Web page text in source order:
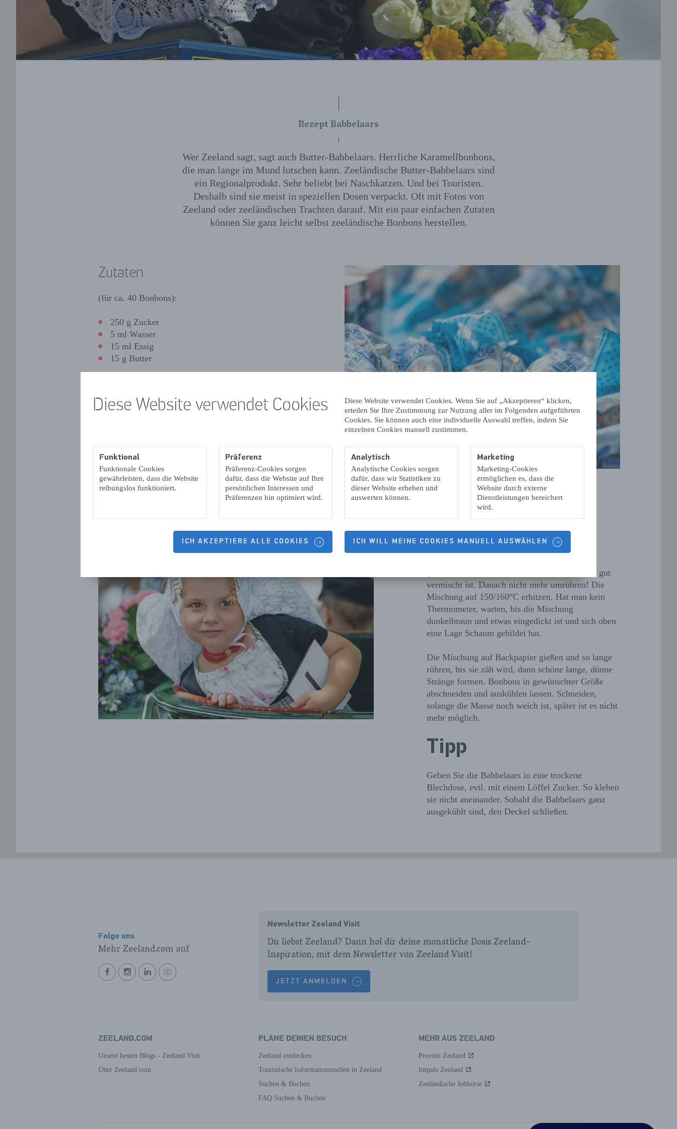
Diese Website verwendet Cookies
Diese Website verwendet Cookies. Wenn Sie auf „Akzeptieren“ klicken,
erteilen Sie Ihre Zustimmung zur Nutzung aller im Folgenden aufgeführten
Cookies. Sie können auch eine individuelle Auswahl treffen, indem Sie
einzelnen Cookies manuell zustimmen.
Funktional
Funktionale Cookies
gewährleisten, dass die Website
reibungslos funktioniert.
Präferenz
Präferenz-Cookies sorgen
dafür, dass die Website auf Ihre
persönlichen Interessen und
Präferenzen hin optimiert wird.
Analytisch
Analytische Cookies sorgen
dafür, dass wir Statistiken zu
dieser Website erheben und
auswerten können.
Marketing
Marketing-Cookies
ermöglichen es, dass die
Website durch externe
Dienstleistungen bereichert
wird.
ICH AKZEPTIERE ALLE COOKIES ICH WILL MEINE COOKIES MANUELL AUSWÄHLEN
Rezept Babbelaars
Wer Zeeland sagt, sagt auch Butter-Babbelaars. Herrliche Karamellbonbons,
die man lange im Mund lutschen kann. Zeeländische Butter-Babbelaars sind
ein Regionalprodukt. Sehr beliebt bei Naschkatzen. Und bei Touristen.
Deshalb sind sie meist in speziellen Dosen verpackt. Oft mit Fotos von
Zeeland oder zeeländischen Trachten darauf. Mit ein paar einfachen Zutaten
können Sie ganz leicht selbst zeeländische Bonbons herstellen.
Zutaten
(für ca. 40 Bonbons):
250 g Zucker
5 ml Wasser
15 ml Essig
15 g Butter
Zubereitung
Die Zutaten in eine Kasserolle geben und bei
geschmolzen ist, einmal durchrühren, bis alles gut
vermischt ist. Danach nicht mehr umrühren! Die
Mischung auf 150/160°C erhitzen. Hat man kein
Thermometer, warten, bis die Mischung
dunkelbraun und etwas eingedickt ist und sich oben
eine Lage Schaum gebildet hat.
Die Mischung auf Backpapier gießen und so lange
rühren, bis sie zäh wird, dann schöne lange, dünne
Stränge formen. Bonbons in gewünschter Größe
abschneiden und auskühlen lassen. Schneiden,
solange die Masse noch weich ist, später ist es nicht
mehr möglich.
Tipp
Geben Sie die Babbelaars in eine trockene
Blechdose, evtl. mit einem Löffel Zucker. So kleben
sie nicht aneinander. Sobald die Babbelaars ganz
ausgekühlt sind, den Deckel schließen.
Folge uns
Mehr Zeeland.com auf
BEKIJKBEKIJKBEKIJKBEKIJK
Newsletter Zeeland Visit
Du liebst Zeeland? Dann hol dir deine monatliche Dosis Zeeland-
Inspiration, mit dem Newsletter von Zeeland Visit!
JETZT ANMELDEN
ZEELAND.COM
Unsere besten Blogs - Zeeland Visit
Über Zeeland.com
PLANE DEINEN BESUCH
Zeeland entdecken
Touristische Informationsstellen in Zeeland
Suchen & Buchen
FAQ Suchen & Buchen
MEHR AUS ZEELAND
Provinz Zeeland
Impuls Zeeland
Zeeländische Jobbörse